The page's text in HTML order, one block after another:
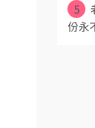
5
份永